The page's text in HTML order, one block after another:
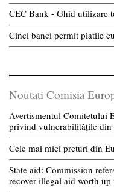
CEC Bank - Ghid utilizare
Cinci banci permit platile
Noutati Comisia
Avertismentul Comitetului
privind vulnerabilitățile
Cele mai mici preturi din
State aid: Commission
recover illegal aid worth